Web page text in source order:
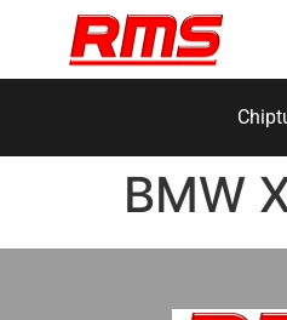
BMW